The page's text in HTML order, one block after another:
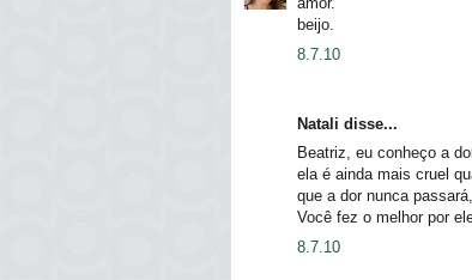
beijo.
8.7.10
Natali disse...
Beatriz, eu conheço a
ela é ainda mais cruel
que a dor nunca
Você fez o melhor por
8.7.10